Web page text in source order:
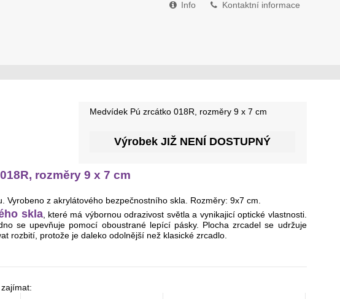
Medvídek Pú zrcátko 018R, rozměry 9 x 7 cm
Výrobek JIŽ NENÍ DOSTUPNÝ
rozměry 9 x 7 cm
z akrylátového bezpečnostního skla. Rozměry: 9x7 cm.
skla, které má výbornou odrazivost světla a vynikajicí optické vlastnosti.
se upevňuje pomocí oboustrané lepící pásky. Plocha zrcadel se udržuje
rozbití, protože je daleko odolnější než klasické zrcadlo.
zajímat:
Info Kontaktní informace